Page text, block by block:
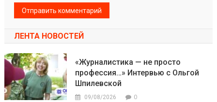
ЛЕНТА НОВОСТЕЙ
«Журналистика — не просто
профессия…» Интервью с Ольгой
Шпилевской
09/08/2026 0